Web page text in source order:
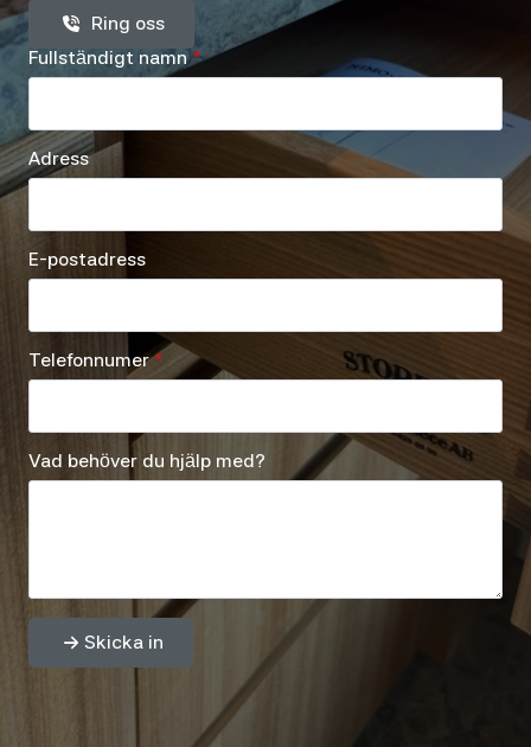
Ring oss
Fullständigt namn *
Adress
E-postadress
Telefonnumer *
Vad behöver du hjälp med?
Skicka in